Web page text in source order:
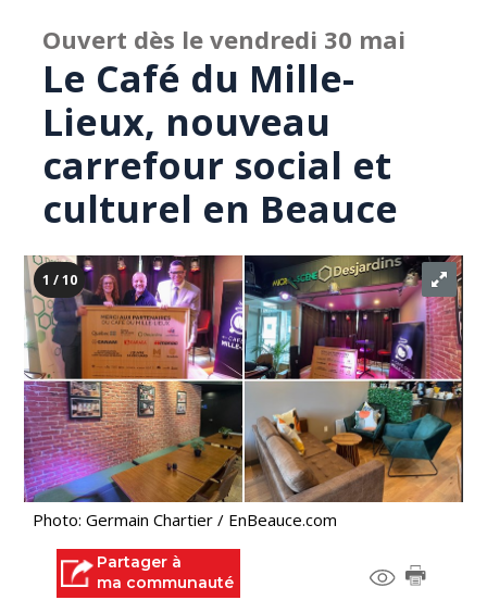
Ouvert dès le vendredi 30 mai
Le Café du Mille-
Lieux, nouveau
carrefour social et
culturel en Beauce
1 / 10
Photo: Germain Chartier / EnBeauce.com
Partager à
ma communauté